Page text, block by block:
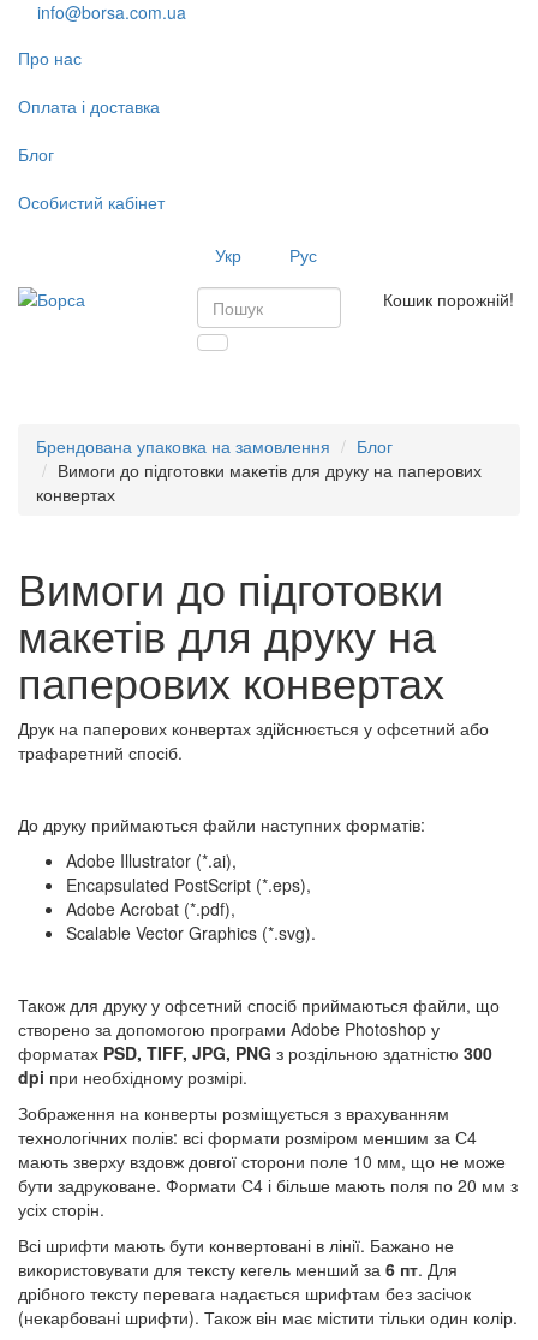
info@borsa.com.ua
Про нас
Оплата і доставка
Блог
Особистий кабінет
Укр
Рус
Кошик порожній!
Брендована упаковка на замовлення
Блог
Вимоги до підготовки макетів для друку на паперових
конвертах
Вимоги до підготовки
макетів для друку на
паперових конвертах
Друк на паперових конвертах здійснюється у офсетний або
трафаретний спосіб.
До друку приймаються файли наступних форматів:
Adobe Illustrator (*.ai),
Encapsulated PostScript (*.eps),
Adobe Acrobat (*.pdf),
Scalable Vector Graphics (*.svg).
Також для друку у офсетний спосіб приймаються файли, що
створено за допомогою програми Adobe Photoshop у
форматах PSD, TIFF, JPG, PNG з роздільною здатністю 300
dpi при необхідному розмірі.
Зображення на конверты розміщується з врахуванням
технологічних полів: всі формати розміром меншим за С4
мають зверху вздовж довгої сторони поле 10 мм, що не може
бути задруковане. Формати С4 і більше мають поля по 20 мм з
усіх сторін.
Всі шрифти мають бути конвертовані в лінії. Бажано не
використовувати для тексту кегель менший за 6 пт. Для
дрібного тексту перевага надається шрифтам без засічок
(некарбовані шрифти). Також він має містити тільки один колір.